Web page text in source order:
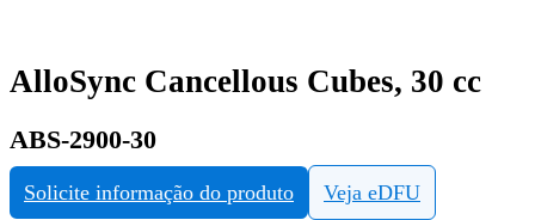
AlloSync Cancellous Cubes, 30 cc
ABS-2900-30
Solicite informação do produto Veja eDFU